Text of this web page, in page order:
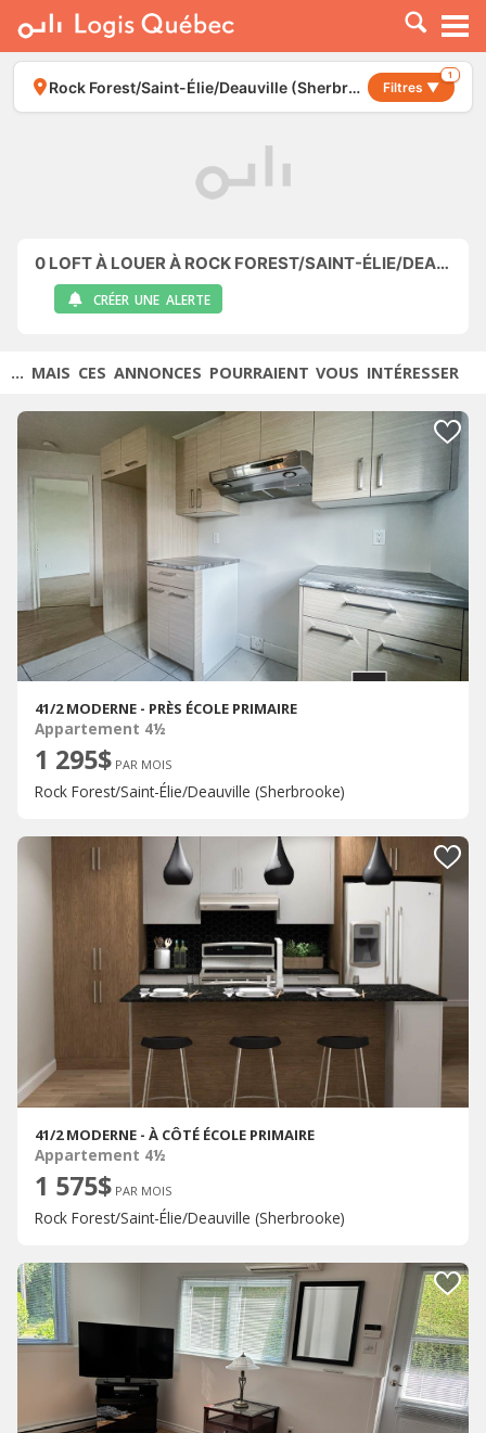
À LOUER
À VENDRE
PLACER UNE ANNONCE
Rock Forest/Saint-Élie/Deauville (Sherbrooke) Filtres ▼
1
0 LOFT À LOUER À ROCK FOREST/SAINT-ÉLIE/DEAUVILLE (SHERBROOKE)
CRÉER UNE ALERTE
... MAIS CES ANNONCES POURRAIENT VOUS INTÉRESSER
41/2 MODERNE - PRÈS ÉCOLE PRIMAIRE
Appartement 4½
1 295$ PAR MOIS
Rock Forest/Saint-Élie/Deauville (Sherbrooke)
41/2 MODERNE - À CÔTÉ ÉCOLE PRIMAIRE
Appartement 4½
1 575$ PAR MOIS
Rock Forest/Saint-Élie/Deauville (Sherbrooke)